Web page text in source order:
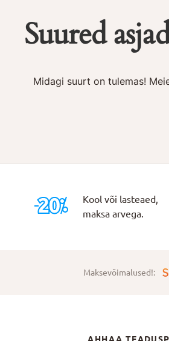
Suured
Midagi suurt on tulemas!
Kool või lasteaed,
maksa arvega.
Maksevõimalused!:
AHHAA